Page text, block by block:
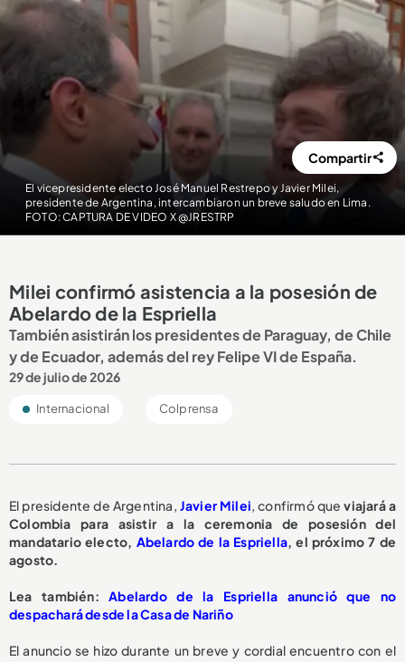
El vicepresidente electo José Manuel Restrepo y Javier Milei,
presidente de Argentina, intercambiaron un breve saludo en Lima.
FOTO: CAPTURA DE VIDEO X @JRESTRP
Compartir
Milei confirmó asistencia a la posesión de
Abelardo de la Espriella
También asistirán los presidentes de Paraguay, de Chile
y de Ecuador, además del rey Felipe VI de España.
29 de julio de 2026
Internacional Colprensa
El presidente de Argentina, Javier Milei, confirmó queviajará a
Colombia para asistir a la ceremonia de posesión del
mandatario electo, Abelardo de la Espriella, el próximo 7 de
agosto.
Lea también:Abelardo de la Espriella anunció que no
despachará desde la Casa de Nariño
El anuncio se hizo durante un breve y cordial encuentro con el